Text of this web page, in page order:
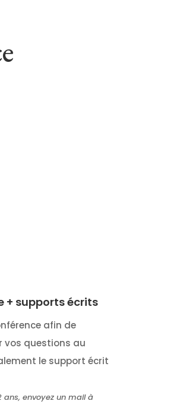
+ supports écrits
afin de
vos questions au
le support écrit
envoyez un mail à